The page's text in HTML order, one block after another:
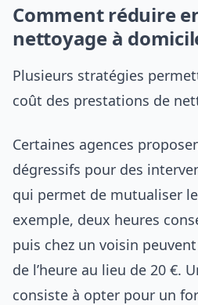
Comment réduire
nettoyage à
Plusieurs stratégies
coût des prestations de
Certaines agences
dégressifs pour des
qui permet de mutualiser
exemple, deux heures
puis chez un voisin
de l’heure au lieu de 20 €.
consiste à opter pour un